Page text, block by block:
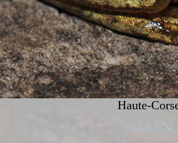
Haute-